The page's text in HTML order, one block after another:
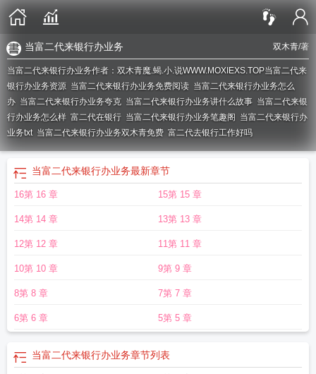
双木青/著
当富二代来银行办业务
当富二代来银行办业务作者：双木青魔.蝎.小.说WWW.MOXIEXS.TOP当富二代来
银行办业务资源 当富二代来银行办业务免费阅读 当富二代来银行办业务怎么
办 当富二代来银行办业务夸克 当富二代来银行办业务讲什么故事 当富二代来银
行办业务怎么样 富二代在银行 当富二代来银行办业务笔趣阁 当富二代来银行办
业务txt 当富二代来银行办业务双木青免费 富二代去银行工作好吗
当富二代来银行办业务最新章节
16第 16 章 15第 15 章
14第 14 章 13第 13 章
12第 12 章 11第 11 章
10第 10 章 9第 9 章
8第 8 章 7第 7 章
6第 6 章 5第 5 章
当富二代来银行办业务章节列表